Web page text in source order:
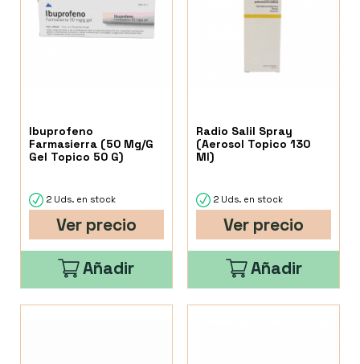
Ibuprofeno
Farmasierra (50 Mg/G
Gel Topico 50 G)
2 Uds. en stock
Ver precio
Añadir
Radio Salil Spray
(Aerosol Topico 130
Ml)
2 Uds. en stock
Ver precio
Añadir